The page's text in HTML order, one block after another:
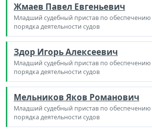
Жмаев Павел Евгеньевич
Младший судебный пристав по обеспечению
порядка деятельности судов
Здор Игорь Алексеевич
Младший судебный пристав по обеспечению
порядка деятельности судов
Мельников Яков Романович
Младший судебный пристав по обеспечению
порядка деятельности судов